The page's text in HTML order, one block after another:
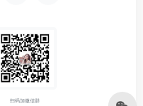
扫码加微信群